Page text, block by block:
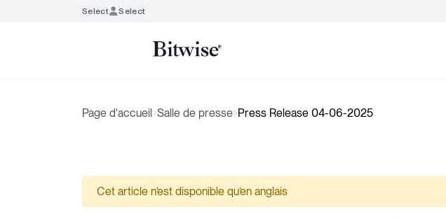
Select Select
Page d'accueil Salle de presse Press Release 04-06-2025
Cet article n’est disponible qu’en anglais